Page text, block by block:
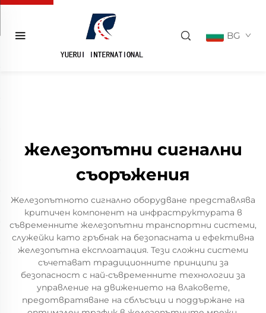
BG
железопътни сигнални
съоръжения
Железопътното сигнално оборудване представлява
критичен компонент на инфраструктурата в
съвременните железопътни транспортни системи,
служейки като гръбнак на безопасната и ефективна
железопътна експлоатация. Тези сложни системи
съчетават традиционните принципи за
безопасност с най-съвременните технологии за
управление на движението на влаковете,
предотвратяване на сблъсъци и поддържане на